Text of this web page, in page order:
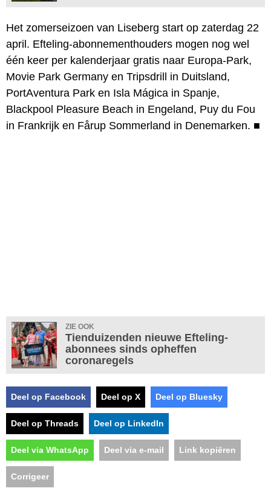
Het zomerseizoen van Liseberg start op zaterdag 22
april. Efteling-abonnementhouders mogen nog wel
één keer per kalenderjaar gratis naar Europa-Park,
Movie Park Germany en Tripsdrill in Duitsland,
PortAventura Park en Isla Mágica in Spanje,
Blackpool Pleasure Beach in Engeland, Puy du Fou
in Frankrijk en Fårup Sommerland in Denemarken. ■
ZIE OOK
Tienduizenden nieuwe Efteling-
abonnees sinds opheffen
coronaregels
Deel op Facebook Deel op X Deel op Bluesky
Deel op Threads Deel op LinkedIn
Deel via WhatsApp Deel via e-mail Link kopiëren
Corrigeer